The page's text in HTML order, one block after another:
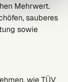
Mehrwert.
sauberes
sowie
wie TÜV